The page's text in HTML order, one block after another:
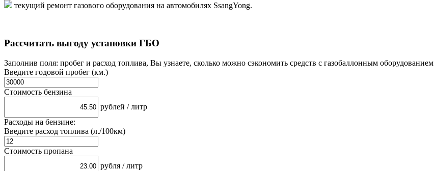
текущий ремонт газового оборудования на автомобилях SsangYong.
Рассчитать выгоду установки ГБО
Заполнив поля: пробег и расход топлива, Вы узнаете, сколько можно сэкономить средств с газобаллонным оборудованием
Введите годовой пробег (км.)
Стоимость бензина
рублей / литр
Расходы на бензине:
Введите расход топлива (л./100км)
Стоимость пропана
рубля / литр